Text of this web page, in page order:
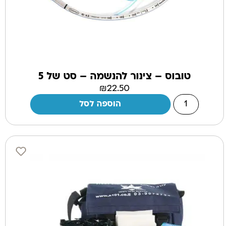
טובוס – צינור להנשמה – סט של 5
₪22.50
הוספה לסל